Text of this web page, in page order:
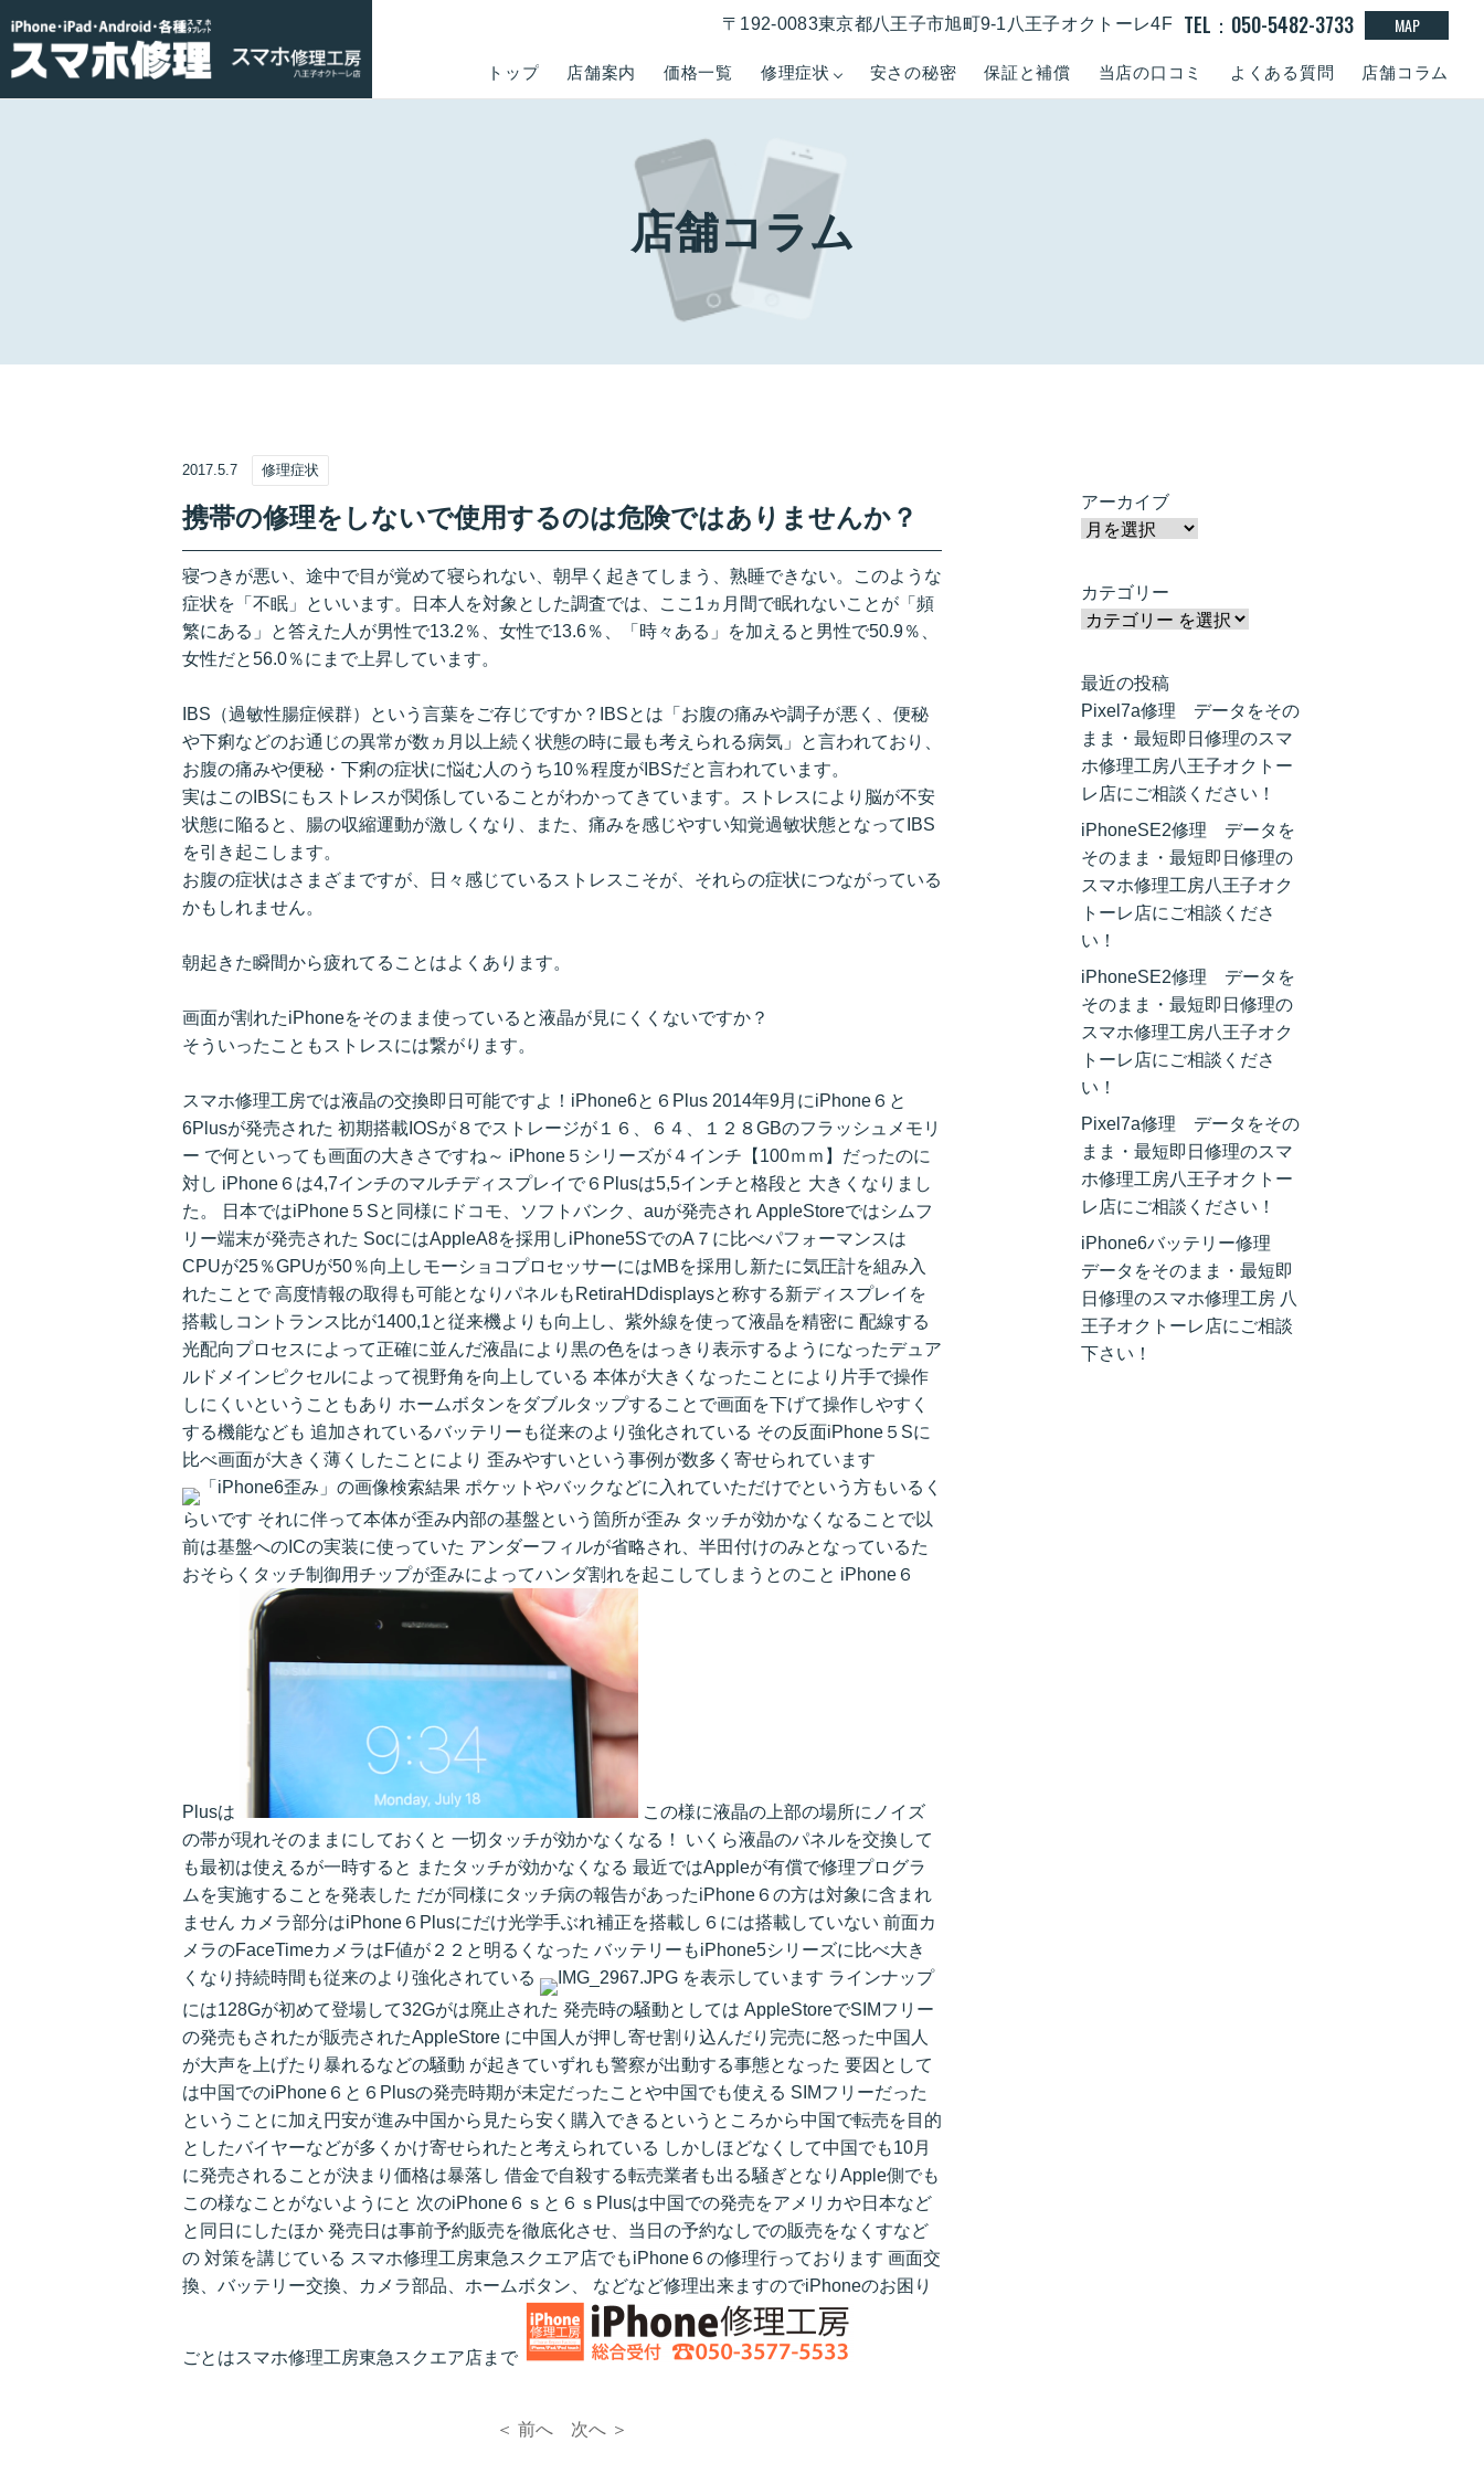
トップ 店舗案内 価格一覧 修理症状 安さの秘密 保証と補償 当店の口コミ よくある質問 店舗コラム
〒192-0083東京都八王子市旭町9-1八王子オクトーレ4F TEL：050-5482-3733 MAP
店舗コラム
2017.5.7 修理症状
携帯の修理をしないで使用するのは危険ではありませんか？
寝つきが悪い、途中で目が覚めて寝られない、朝早く起きてしまう、熟睡できない。このような
症状を「不眠」といいます。日本人を対象とした調査では、ここ1ヵ月間で眠れないことが「頻
繁にある」と答えた人が男性で13.2％、女性で13.6％、「時々ある」を加えると男性で50.9％、
女性だと56.0％にまで上昇しています。
IBS（過敏性腸症候群）という言葉をご存じですか？IBSとは「お腹の痛みや調子が悪く、便秘
や下痢などのお通じの異常が数ヵ月以上続く状態の時に最も考えられる病気」と言われており、
お腹の痛みや便秘・下痢の症状に悩む人のうち10％程度がIBSだと言われています。
実はこのIBSにもストレスが関係していることがわかってきています。ストレスにより脳が不安
状態に陥ると、腸の収縮運動が激しくなり、また、痛みを感じやすい知覚過敏状態となってIBS
を引き起こします。
お腹の症状はさまざまですが、日々感じているストレスこそが、それらの症状につながっている
かもしれません。
朝起きた瞬間から疲れてることはよくあります。
画面が割れたiPhoneをそのまま使っていると液晶が見にくくないですか？
そういったこともストレスには繋がります。
スマホ修理工房では液晶の交換即日可能ですよ！iPhone6と６Plus 2014年9月にiPhone６と
6Plusが発売された 初期搭載IOSが８でストレージが１６、６４、１２８GBのフラッシュメモリ
ー で何といっても画面の大きさですね～ iPhone５シリーズが４インチ【100ｍｍ】だったのに
対し iPhone６は4,7インチのマルチディスプレイで６Plusは5,5インチと格段と 大きくなりまし
た。 日本ではiPhone５Sと同様にドコモ、ソフトバンク、auが発売され AppleStoreではシムフ
リー端末が発売された SocにはAppleA8を採用しiPhone5SでのA７に比べパフォーマンスは
CPUが25％GPUが50％向上しモーショコプロセッサーにはMBを採用し新たに気圧計を組み入
れたことで 高度情報の取得も可能となりパネルもRetiraHDdisplaysと称する新ディスプレイを
搭載しコントランス比が1400,1と従来機よりも向上し、紫外線を使って液晶を精密に 配線する
光配向プロセスによって正確に並んだ液晶により黒の色をはっきり表示するようになったデュア
ルドメインピクセルによって視野角を向上している 本体が大きくなったことにより片手で操作
しにくいということもあり ホームボタンをダブルタップすることで画面を下げて操作しやすく
する機能なども 追加されているバッテリーも従来のより強化されている その反面iPhone５Sに
比べ画面が大きく薄くしたことにより 歪みやすいという事例が数多く寄せられています
ポケットやバックなどに入れていただけでという方もいるく
らいです それに伴って本体が歪み内部の基盤という箇所が歪み タッチが効かなくなることで以
前は基盤へのICの実装に使っていた アンダーフィルが省略され、半田付けのみとなっているた
おそらくタッチ制御用チップが歪みによってハンダ割れを起こしてしまうとのこと iPhone６
Plusは
この様に液晶の上部の場所にノイズ
の帯が現れそのままにしておくと 一切タッチが効かなくなる！ いくら液晶のパネルを交換して
も最初は使えるが一時すると またタッチが効かなくなる 最近ではAppleが有償で修理プログラ
ムを実施することを発表した だが同様にタッチ病の報告があったiPhone６の方は対象に含まれ
ません カメラ部分はiPhone６Plusにだけ光学手ぶれ補正を搭載し６には搭載していない 前面カ
メラのFaceTimeカメラはF値が２２と明るくなった バッテリーもiPhone5シリーズに比べ大き
くなり持続時間も従来のより強化されている
ラインナップ
には128Gが初めて登場して32Gがは廃止された 発売時の騒動としては AppleStoreでSIMフリー
の発売もされたが販売されたAppleStore に中国人が押し寄せ割り込んだり完売に怒った中国人
が大声を上げたり暴れるなどの騒動 が起きていずれも警察が出動する事態となった 要因として
は中国でのiPhone６と６Plusの発売時期が未定だったことや中国でも使える SIMフリーだった
ということに加え円安が進み中国から見たら安く購入できるというところから中国で転売を目的
としたバイヤーなどが多くかけ寄せられたと考えられている しかしほどなくして中国でも10月
に発売されることが決まり価格は暴落し 借金で自殺する転売業者も出る騒ぎとなりApple側でも
この様なことがないようにと 次のiPhone６ｓと６ｓPlusは中国での発売をアメリカや日本など
と同日にしたほか 発売日は事前予約販売を徹底化させ、当日の予約なしでの販売をなくすなど
の 対策を講じている スマホ修理工房東急スクエア店でもiPhone６の修理行っております 画面交
換、バッテリー交換、カメラ部品、ホームボタン、 などなど修理出来ますのでiPhoneのお困り
ごとはスマホ修理工房東急スクエア店まで
＜ 前へ 次へ ＞
アーカイブ
カテゴリー
最近の投稿
Pixel7a修理 データをその
まま・最短即日修理のスマ
ホ修理工房八王子オクトー
レ店にご相談ください！
iPhoneSE2修理 データを
そのまま・最短即日修理の
スマホ修理工房八王子オク
トーレ店にご相談くださ
い！
iPhoneSE2修理 データを
そのまま・最短即日修理の
スマホ修理工房八王子オク
トーレ店にご相談くださ
い！
Pixel7a修理 データをその
まま・最短即日修理のスマ
ホ修理工房八王子オクトー
レ店にご相談ください！
iPhone6バッテリー修理
データをそのまま・最短即
日修理のスマホ修理工房 八
王子オクトーレ店にご相談
下さい！